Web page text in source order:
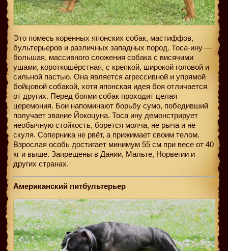
Это помесь коренных японских собак, мастиффов,
бультерьеров и различных западных пород. Тоса-ину —
большая, массивного сложения собака с висячими
ушами, короткошёрстная, с крепкой, широкой головой и
сильной пастью. Она является агрессивной и упрямой
бойцовой собакой, хотя японская идея боя отличается
от других. Перед боями собак проходит целая
церемония. Бои напоминают борьбу сумо, победивший
получает звание Йокоцуна. Тоса ину демонстрирует
необычную стойкость, борется молча, не рыча и не
скуля. Соперника не рвёт, а прижимает своим телом.
Взрослая особь достигает минимум 55 см при весе от 40
кг и выше. Запрещены в Дании, Мальте, Норвегии и
других странах.
Американский питбультерьер